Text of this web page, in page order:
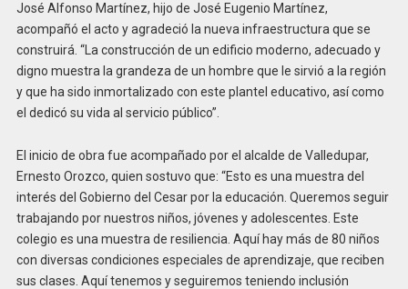
José Alfonso Martínez, hijo de José Eugenio Martínez,
acompañó el acto y agradeció la nueva infraestructura que se
construirá. “La construcción de un edificio moderno, adecuado y
digno muestra la grandeza de un hombre que le sirvió a la región
y que ha sido inmortalizado con este plantel educativo, así como
el dedicó su vida al servicio público”.
El inicio de obra fue acompañado por el alcalde de Valledupar,
Ernesto Orozco, quien sostuvo que: “Esto es una muestra del
interés del Gobierno del Cesar por la educación. Queremos seguir
trabajando por nuestros niños, jóvenes y adolescentes. Este
colegio es una muestra de resiliencia. Aquí hay más de 80 niños
con diversas condiciones especiales de aprendizaje, que reciben
sus clases. Aquí tenemos y seguiremos teniendo inclusión